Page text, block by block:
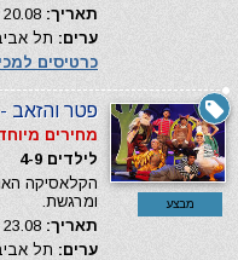
תאריך:
ערים: תל
כרטיסים
מבצע
פטר והזאב -
מחירים
לילדים 4-9
הקלאסיקה
ומרגשת.
תאריך:
ערים: תל